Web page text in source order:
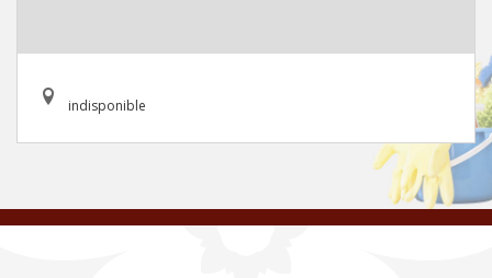
indisponible